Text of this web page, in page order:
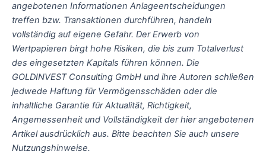
angebotenen Informationen Anlageentscheidungen
treffen bzw. Transaktionen durchführen, handeln
vollständig auf eigene Gefahr. Der Erwerb von
Wertpapieren birgt hohe Risiken, die bis zum Totalverlust
des eingesetzten Kapitals führen können. Die
GOLDINVEST Consulting GmbH und ihre Autoren schließen
jedwede Haftung für Vermögensschäden oder die
inhaltliche Garantie für Aktualität, Richtigkeit,
Angemessenheit und Vollständigkeit der hier angebotenen
Artikel ausdrücklich aus. Bitte beachten Sie auch unsere
Nutzungshinweise.